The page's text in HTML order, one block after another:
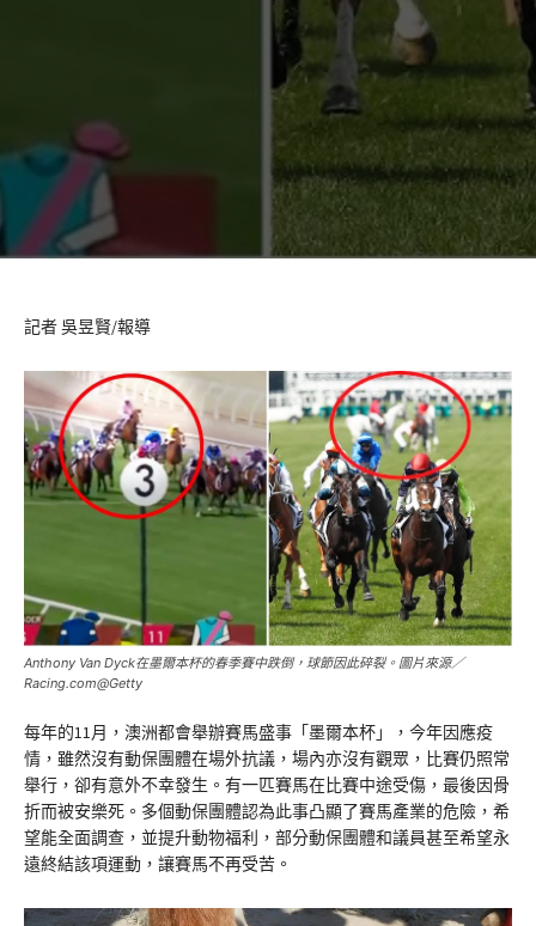
記者 吳昱賢/報導
Anthony Van Dyck在墨爾本杯的春季賽中跌倒，球節因此碎裂。圖片來源／
Racing.com@Getty
每年的11月，澳洲都會舉辦賽馬盛事「墨爾本杯」，今年因應疫
情，雖然沒有動保團體在場外抗議，場內亦沒有觀眾，比賽仍照常
舉行，卻有意外不幸發生。有一匹賽馬在比賽中途受傷，最後因骨
折而被安樂死。多個動保團體認為此事凸顯了賽馬產業的危險，希
望能全面調查，並提升動物福利，部分動保團體和議員甚至希望永
遠終結該項運動，讓賽馬不再受苦。